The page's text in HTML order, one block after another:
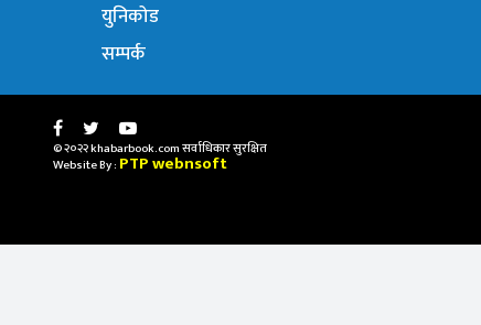
युनिकोड
सम्पर्क
© २०२२ khabarbook.com सर्वाधिकार सुरक्षित
Website By : PTP webnsoft